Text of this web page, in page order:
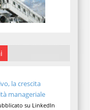
la crescita
manageriale
su LinkedIn